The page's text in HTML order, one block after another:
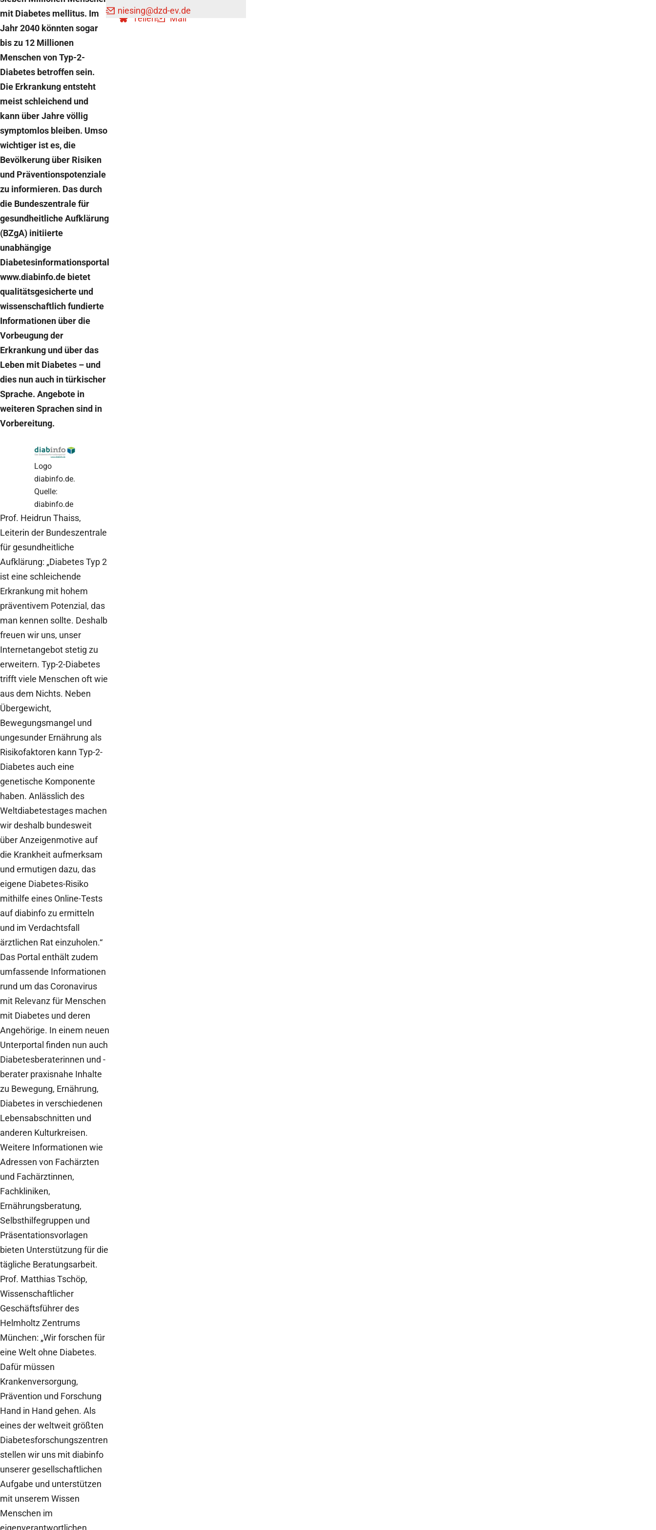
mit Diabetes mellitus. Im
Jahr 2040 könnten sogar
bis zu 12 Millionen
Menschen von Typ-2-
Diabetes betroffen sein.
Die Erkrankung entsteht
meist schleichend und
kann über Jahre völlig
symptomlos bleiben. Umso
wichtiger ist es, die
Bevölkerung über Risiken
und Präventionspotenziale
zu informieren. Das durch
die Bundeszentrale für
gesundheitliche Aufklärung
(BZgA) initiierte
unabhängige
Diabetesinformationsportal
www.diabinfo.de bietet
qualitätsgesicherte und
wissenschaftlich fundierte
Informationen über die
Vorbeugung der
Erkrankung und über das
Leben mit Diabetes – und
dies nun auch in türkischer
Sprache. Angebote in
weiteren Sprachen sind in
Vorbereitung.
Logo
diabinfo.de.
Quelle:
diabinfo.de
Prof. Heidrun Thaiss,
Leiterin der Bundeszentrale
für gesundheitliche
Aufklärung: „Diabetes Typ 2
ist eine schleichende
Erkrankung mit hohem
präventivem Potenzial, das
man kennen sollte. Deshalb
freuen wir uns, unser
Internetangebot stetig zu
erweitern. Typ-2-Diabetes
trifft viele Menschen oft wie
aus dem Nichts. Neben
Übergewicht,
Bewegungsmangel und
ungesunder Ernährung als
Risikofaktoren kann Typ-2-
Diabetes auch eine
genetische Komponente
haben. Anlässlich des
Weltdiabetestages machen
wir deshalb bundesweit
über Anzeigenmotive auf
die Krankheit aufmerksam
und ermutigen dazu, das
eigene Diabetes-Risiko
mithilfe eines Online-Tests
auf diabinfo zu ermitteln
und im Verdachtsfall
ärztlichen Rat einzuholen.“
Das Portal enthält zudem
umfassende Informationen
rund um das Coronavirus
mit Relevanz für Menschen
mit Diabetes und deren
Angehörige. In einem neuen
Unterportal finden nun auch
Diabetesberaterinnen und -
berater praxisnahe Inhalte
zu Bewegung, Ernährung,
Diabetes in verschiedenen
Lebensabschnitten und
anderen Kulturkreisen.
Weitere Informationen wie
Adressen von Fachärzten
und Fachärztinnen,
Fachkliniken,
Ernährungsberatung,
Selbsthilfegruppen und
Präsentationsvorlagen
bieten Unterstützung für die
tägliche Beratungsarbeit.
Prof. Matthias Tschöp,
Wissenschaftlicher
Geschäftsführer des
Helmholtz Zentrums
München: „Wir forschen für
eine Welt ohne Diabetes.
Dafür müssen
Krankenversorgung,
Prävention und Forschung
Hand in Hand gehen. Als
eines der weltweit größten
Diabetesforschungszentren
stellen wir uns mit diabinfo
unserer gesellschaftlichen
Aufgabe und unterstützen
mit unserem Wissen
Menschen im
eigenverantwortlichen
Teilen
Mail
niesing@dzd-ev.de